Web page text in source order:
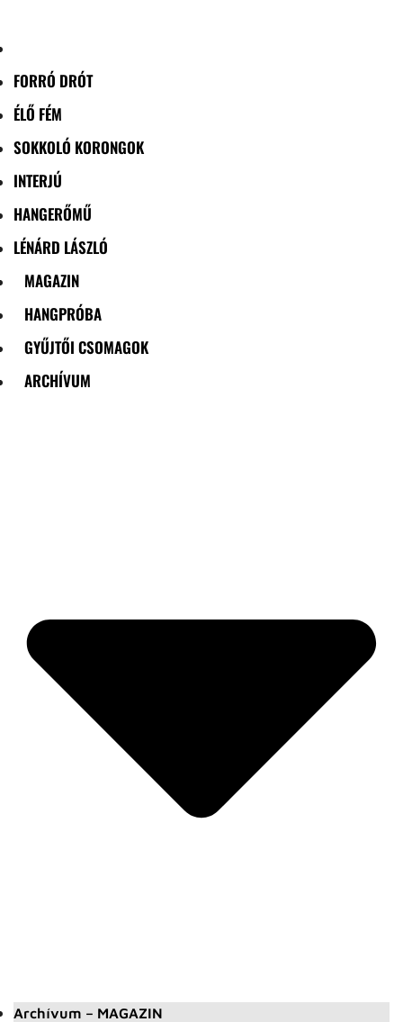
FORRÓ DRÓT
ÉLŐ FÉM
SOKKOLÓ KORONGOK
INTERJÚ
HANGERŐMŰ
LÉNÁRD LÁSZLÓ
MAGAZIN
HANGPRÓBA
GYŰJTŐI CSOMAGOK
ARCHÍVUM
Archívum – MAGAZIN